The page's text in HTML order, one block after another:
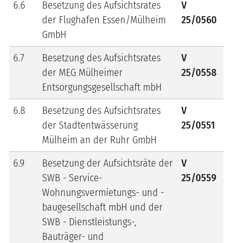
6.6
Besetzung des Aufsichtsrates
der Flughafen Essen/Mülheim
GmbH
V
25/0560
6.7
Besetzung des Aufsichtsrates
der MEG Mülheimer
Entsorgungsgesellschaft mbH
V
25/0558
6.8
Besetzung des Aufsichtsrates
der Stadtentwässerung
Mülheim an der Ruhr GmbH
V
25/0551
6.9
Besetzung der Aufsichtsräte der
SWB - Service-
Wohnungsvermietungs- und -
baugesellschaft mbH und der
SWB - Dienstleistungs-,
Bauträger- und
V
25/0559